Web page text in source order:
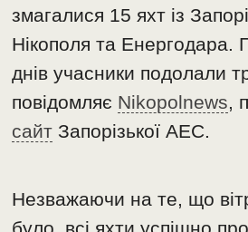
змагалися 15 яхт із
Нікополя та Енергодара.
днів учасники подолали
повідомляє Nikopolnews,
сайт Запорізької АЕС.
Незважаючи на те, що